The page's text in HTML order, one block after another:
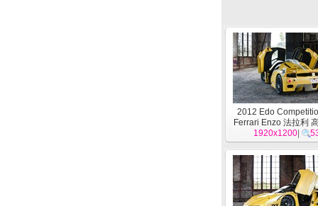
2012 Edo
Ferrari Enzo 法拉利
12
1920x1200